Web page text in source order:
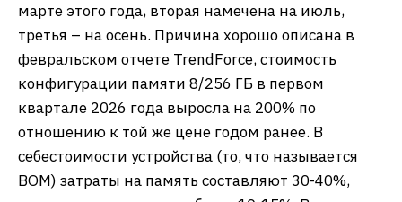
марте этого года, вторая намечена на июль,
третья – на осень. Причина хорошо описана в
февральском отчете TrendForce, стоимость
конфигурации памяти 8/256 ГБ в первом
квартале 2026 года выросла на 200% по
отношению к той же цене годом ранее. В
себестоимости устройства (то, что называется
BOM) затраты на память составляют 30-40%,